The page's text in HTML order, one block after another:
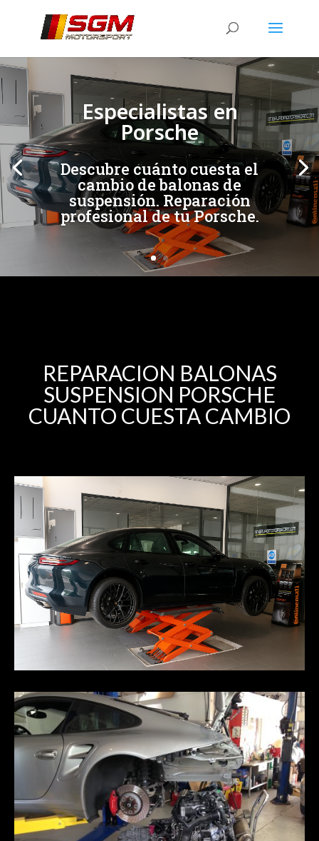
Especialistas en
Porsche
Descubre cuánto cuesta el
cambio de balonas de
suspensión. Reparación
profesional de tu Porsche.
[/et_pb_slide]
REPARACION BALONAS
SUSPENSION PORSCHE
CUANTO CUESTA CAMBIO